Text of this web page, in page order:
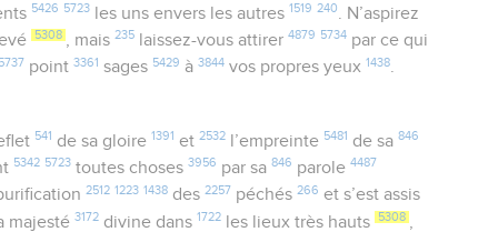
5426 5723les uns envers les autres 1519 240 . N’aspirez
5308 , mais235 laissez-vous attirer4879 5734 par ce qui
5737 point3361 sages 5429 à3844 vos propres yeux 1438.
541 de sa gloire 1391 et 2532l’empreinte 5481 de sa 846
5342 5723 toutes choses3956 par sa846 parole4487
2512 1223 1438 des2257 péchés266 et s’est assis
majesté3172 divine dans 1722 les lieux très hauts 5308